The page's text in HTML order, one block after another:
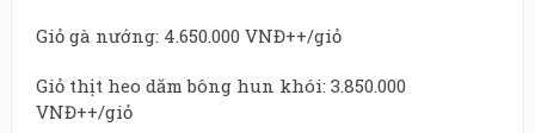
Giỏ gà nướng: 4.650.000 VNĐ++/giỏ
Giỏ thịt heo dăm bông hun khói: 3.850.000
VNĐ++/giỏ